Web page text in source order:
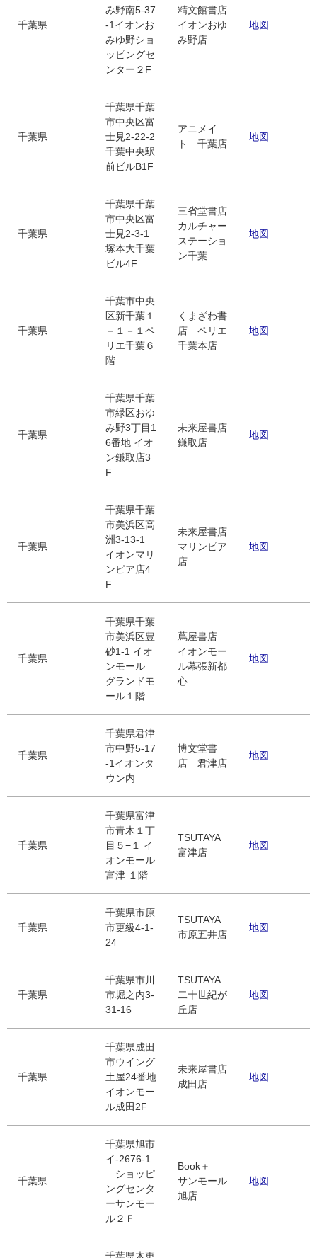
千葉県
み野南5-37
-1イオンお
みゆ野ショ
ッピングセ
ンター２F
精文館書店
イオンおゆ
み野店
地図
千葉県
千葉県千葉
市中央区富
士見2-22-2
千葉中央駅
前ビルB1F
アニメイ
ト 千葉店
地図
千葉県
千葉県千葉
市中央区富
士見2-3-1
塚本大千葉
ビル4F
三省堂書店
カルチャー
ステーショ
ン千葉
地図
千葉県
千葉市中央
区新千葉１
－１－１ペ
リエ千葉６
階
くまざわ書
店 ペリエ
千葉本店
地図
千葉県
千葉県千葉
市緑区おゆ
み野3丁目1
6番地 イオ
ン鎌取店3
F
未来屋書店
鎌取店
地図
千葉県
千葉県千葉
市美浜区高
洲3-13-1
イオンマリ
ンピア店4
F
未来屋書店
マリンピア
店
地図
千葉県
千葉県千葉
市美浜区豊
砂1-1 イオ
ンモール
グランドモ
ール１階
蔦屋書店
イオンモー
ル幕張新都
心
地図
千葉県
千葉県君津
市中野5-17
-1イオンタ
ウン内
博文堂書
店 君津店
地図
千葉県
千葉県富津
市青木１丁
目５−１ イ
オンモール
富津 １階
TSUTAYA
富津店
地図
千葉県
千葉県市原
市更級4-1-
24
TSUTAYA
市原五井店
地図
千葉県
千葉県市川
市堀之内3-
31-16
TSUTAYA
二十世紀が
丘店
地図
千葉県
千葉県成田
市ウイング
土屋24番地
イオンモー
ル成田2F
未来屋書店
成田店
地図
千葉県
千葉県旭市
イ-2676-1
ショッピ
ングセンタ
ーサンモー
ル２Ｆ
Book＋
サンモール
旭店
地図